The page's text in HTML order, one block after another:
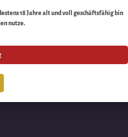
18 Jahre alt und voll geschäftsfähig bin
nutze.